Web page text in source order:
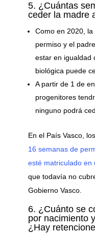
5. ¿Cuántas
ceder la madre
Como en 2020,
permiso y el
estar en igualdad
biológica puede
A partir de 1 de
progenitores
ninguno podrá
En el País Vasco, los
16 semanas de
esté matriculado en
que todavía no
Gobierno Vasco.
6. ¿Cuánto se
por nacimiento
¿Hay